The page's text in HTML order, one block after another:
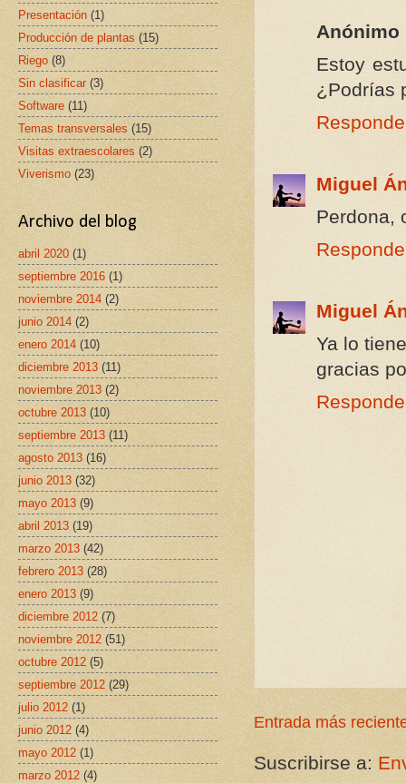
Anónimo
Estoy
¿Podrías
Miguel
Perdona,
Miguel
Ya lo
gracias
Entrada más
Suscribirse a:
Presentación (1)
Producción de plantas (15)
Riego (8)
Sin clasificar (3)
Software (11)
Temas transversales (15)
Visitas extraescolares (2)
Viverismo (23)
Archivo del blog
abril 2020 (1)
septiembre 2016 (1)
noviembre 2014 (2)
junio 2014 (2)
enero 2014 (10)
diciembre 2013 (11)
noviembre 2013 (2)
octubre 2013 (10)
septiembre 2013 (11)
agosto 2013 (16)
junio 2013 (32)
mayo 2013 (9)
abril 2013 (19)
marzo 2013 (42)
febrero 2013 (28)
enero 2013 (9)
diciembre 2012 (7)
noviembre 2012 (51)
octubre 2012 (5)
septiembre 2012 (29)
julio 2012 (1)
junio 2012 (4)
mayo 2012 (1)
marzo 2012 (4)